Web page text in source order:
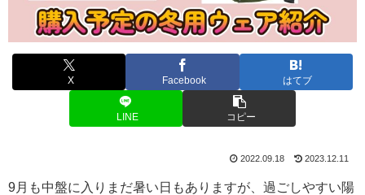
X Facebook はてブ
LINE コピー
2022.09.18 2023.12.11
9月も中盤に入りまだ暑い日もありますが、過ごしやすい陽